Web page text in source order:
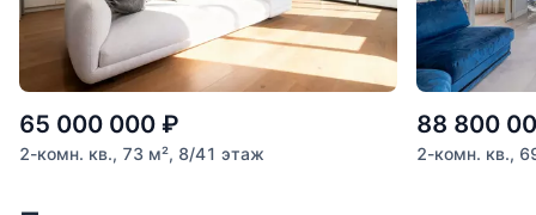
65 000 000 ₽
2-комн. кв., 73 м², 8/41 этаж
88 800
2-комн. кв.,